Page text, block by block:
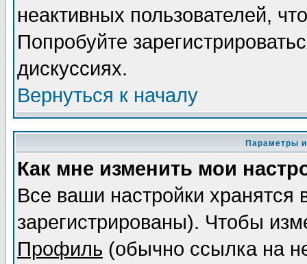
неактивных пользователей,
Попробуйте
дискуссиях.
Вернуться к началу
Параметры
Как мне изменить мои
Все ваши настройки
зарегистрированы). Чтобы
Профиль (обычно ссылка на